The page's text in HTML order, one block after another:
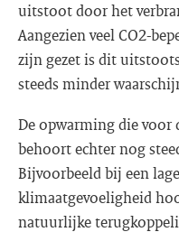
uitstoot door het
Aangezien veel CO2-
zijn gezet is dit
steeds minder
De opwarming die voor
behoort echter nog
Bijvoorbeeld bij een
klimaatgevoeligheid
natuurlijke